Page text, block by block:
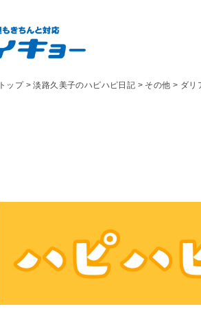
トップ>淡路久美子のハピハピ日記 > その他 > ダリ